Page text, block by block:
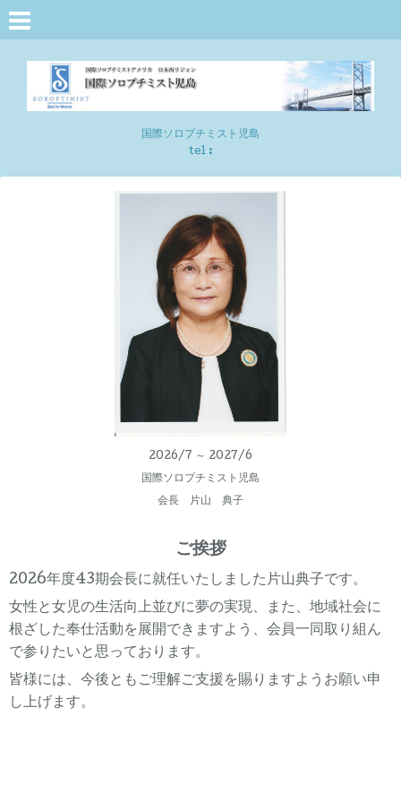
国際ソロプチミスト児島
tel :
2026/7 ～ 2027/6
国際ソロプチミスト児島
会長 片山 典子
ご挨拶
2026年度43期会長に就任いたしました片山典子です。
女性と女児の生活向上並びに夢の実現、また、地域社会に
根ざした奉仕活動を展開できますよう、会員一同取り組ん
で参りたいと思っております。
皆様には、今後ともご理解ご支援を賜りますようお願い申
し上げます。